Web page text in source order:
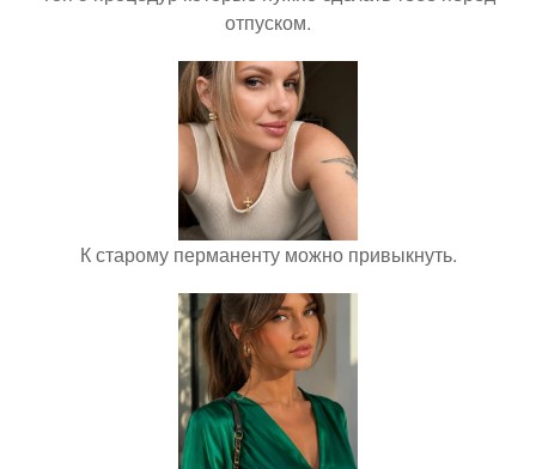
отпуском.
К старому перманенту можно привыкнуть.